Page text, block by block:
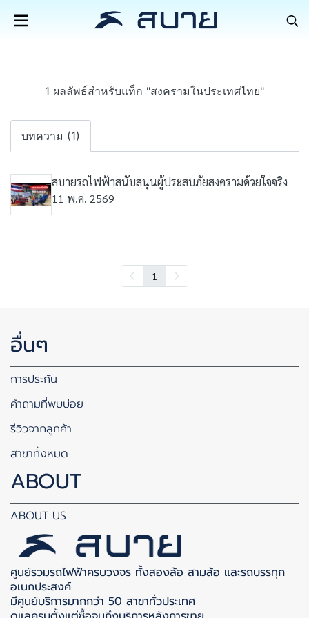
1 ผลลัพธ์สำหรับแท็ก "สงครามในประเทศไทย"
บทความ (1)
สบายรถไฟฟ้าสนับสนุนผู้ประสบภัยสงครามด้วยใจจริง
11 พ.ค. 2569
1
อื่นๆ
การประกัน
คำถามที่พบบ่อย
รีวิวจากลูกค้า
สาขาทั้งหมด
ABOUT
ABOUT US
ศูนย์รวมรถไฟฟ้าครบวงจร ทั้งสองล้อ สามล้อ และรถบรรทุก
อเนกประสงค์
มีศูนย์บริการมากกว่า 50 สาขาทั่วประเทศ